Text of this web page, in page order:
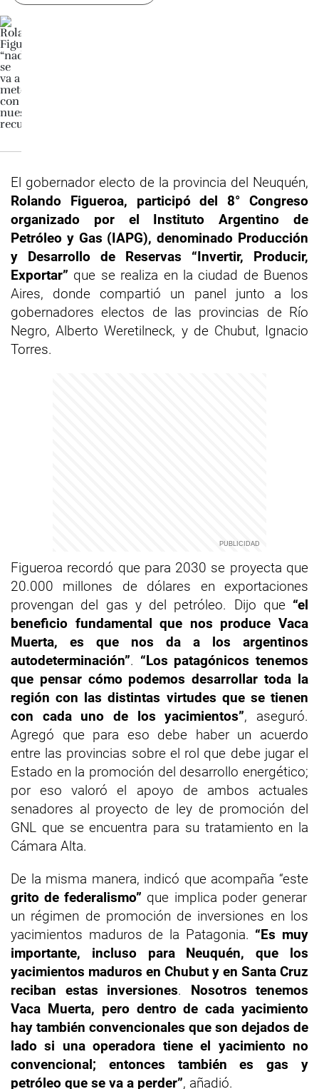
El gobernador electo de la provincia del Neuquén,
Rolando Figueroa, participó del 8° Congreso
organizado por el Instituto Argentino de
Petróleo y Gas (IAPG), denominado Producción
y Desarrollo de Reservas “Invertir, Producir,
Exportar” que se realiza en la ciudad de Buenos
Aires, donde compartió un panel junto a los
gobernadores electos de las provincias de Río
Negro, Alberto Weretilneck, y de Chubut, Ignacio
Torres.
Figueroa recordó que para 2030 se proyecta que
20.000 millones de dólares en exportaciones
provengan del gas y del petróleo. Dijo que “el
beneficio fundamental que nos produce Vaca
Muerta, es que nos da a los argentinos
autodeterminación”. “Los patagónicos tenemos
que pensar cómo podemos desarrollar toda la
región con las distintas virtudes que se tienen
con cada uno de los yacimientos”, aseguró.
Agregó que para eso debe haber un acuerdo
entre las provincias sobre el rol que debe jugar el
Estado en la promoción del desarrollo energético;
por eso valoró el apoyo de ambos actuales
senadores al proyecto de ley de promoción del
GNL que se encuentra para su tratamiento en la
Cámara Alta.
De la misma manera, indicó que acompaña “este
grito de federalismo” que implica poder generar
un régimen de promoción de inversiones en los
yacimientos maduros de la Patagonia. “Es muy
importante, incluso para Neuquén, que los
yacimientos maduros en Chubut y en Santa Cruz
reciban estas inversiones. Nosotros tenemos
Vaca Muerta, pero dentro de cada yacimiento
hay también convencionales que son dejados de
ladosi una operadora tiene el yacimiento no
convencional; entonces también es gas y
petróleo que se va a perder”, añadió.